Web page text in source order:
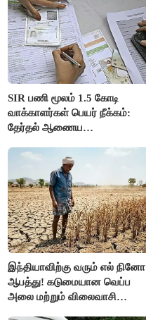
SIR பணி மூலம் 1.5 கோடி
வாக்காளர்கள் பெயர் நீக்கம்:
தேர்தல் ஆணைய
இந்தியாவிற்கு வரும் எல் நினோ
ஆபத்து! கடுமையான வெப்ப
அலை மற்றும் விலைவாசி